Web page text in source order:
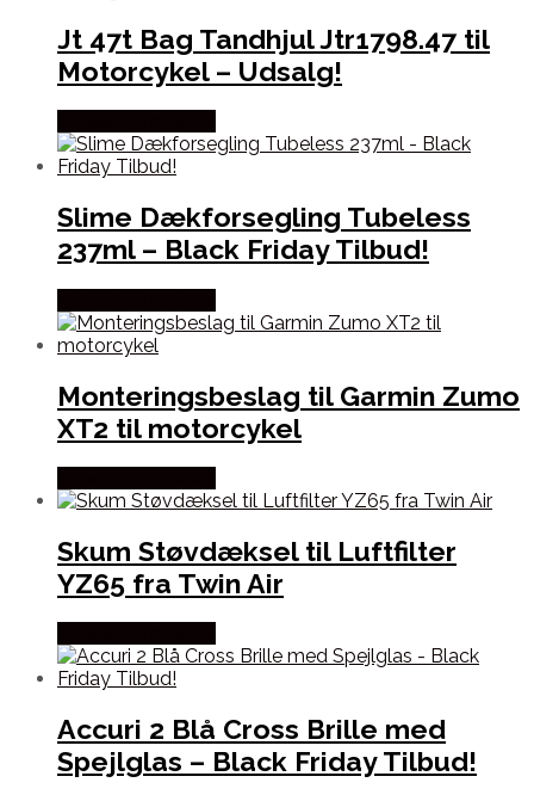
Jt 47t Bag Tandhjul Jtr1798.47 til
Motorcykel – Udsalg!
Slime Dækforsegling Tubeless
237ml – Black Friday Tilbud!
Monteringsbeslag til Garmin Zumo
XT2 til motorcykel
Skum Støvdæksel til Luftfilter
YZ65 fra Twin Air
Accuri 2 Blå Cross Brille med
Spejlglas – Black Friday Tilbud!